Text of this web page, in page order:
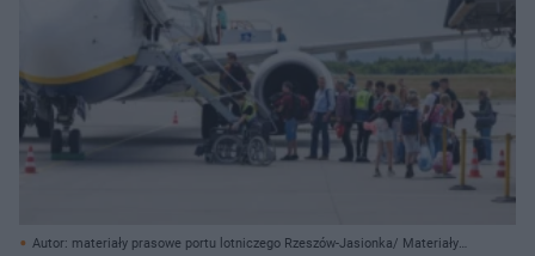
Autor: materiały prasowe portu lotniczego Rzeszów-Jasionka/ Materiały